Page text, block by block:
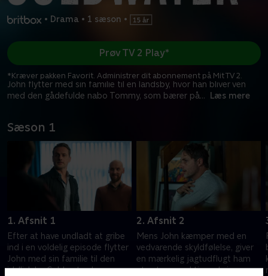
• Drama • 1 sæson •
John flytter med sin familie til en landsby, hvor han bliver ven
med den gådefulde nabo Tommy, som bærer på... Læs mere
Prøv TV 2 Play*
*Kræver pakken Favorit. Administrer dit abonnement på Mit TV 2.
Sæson 1
1. Afsnit 1
Efter at have undladt at gribe
ind i en voldelig episode flytter
John med sin familie til den
idyllisk by Coldwater, hvor
2. Afsnit 2
Mens John kæmper med en
vedvarende skyldfølelse, giver
en mærkelig jagtudflugt ham
et nyt perspektiv og bringer